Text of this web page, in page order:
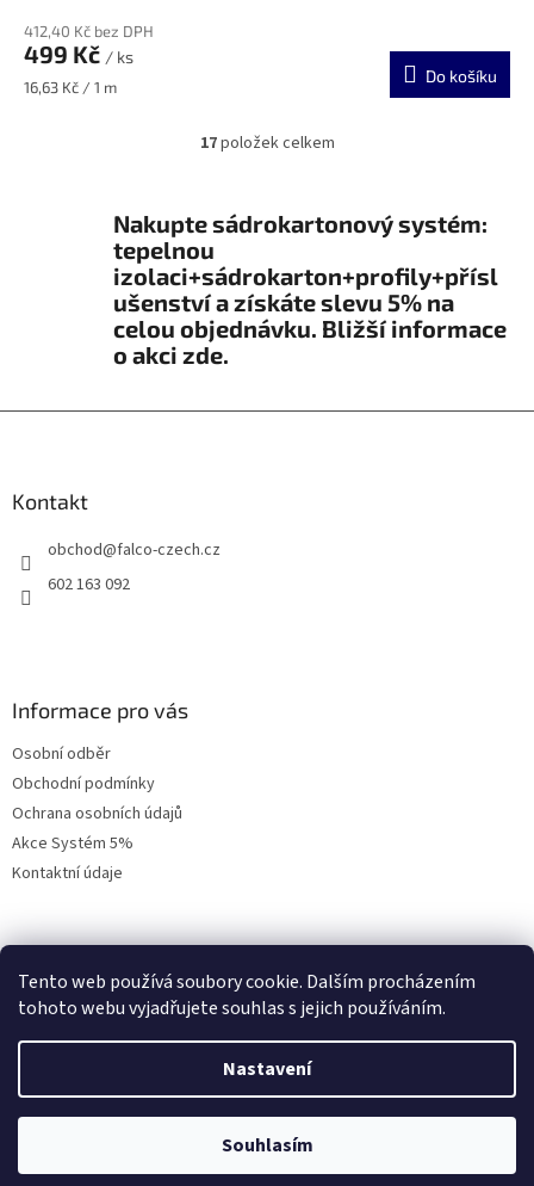
Tento web používá soubory cookie. Dalším procházením
tohoto webu vyjadřujete souhlas s jejich používáním.
Nastavení
Souhlasím
412,40 Kč bez DPH
499 Kč / ks
Měrná
16,63 Kč / 1 m
Do košíku
O
á
a
c
í
p
17položek celkem
Nakupte sádrokartonový systém:
tepelnou
izolaci+sádrokarton+profily+přísl
ušenství a získáte slevu 5% na
celou objednávku. Bližší informace
o akci zde.
Kontakt
obchod@falco-czech.cz
602 163 092
Informace pro vás
Osobní odběr
Obchodní podmínky
Ochrana osobních údajů
Akce Systém 5%
Kontaktní údaje
E-mail
Zapomenuté heslo